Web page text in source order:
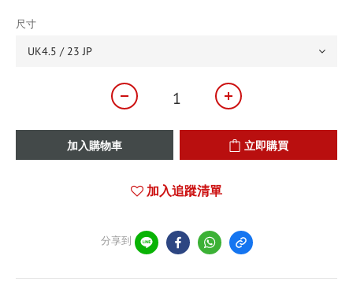
尺寸
加入購物車 立即購買
加入追蹤清單
分享到